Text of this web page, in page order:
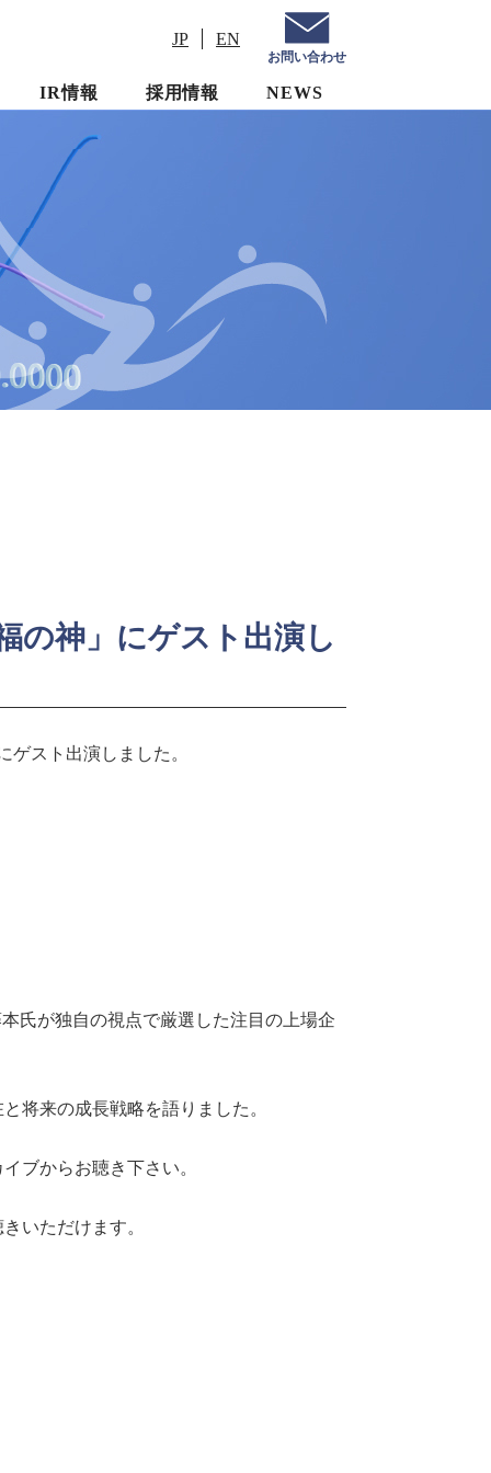
JP EN
お問い合わせ
IR情報 採用情報 NEWS
の神」にゲスト出演し
スト出演しました。
氏が独自の視点で厳選した注目の上場企
将来の成長戦略を語りました。
ブからお聴き下さい。
いただけます。